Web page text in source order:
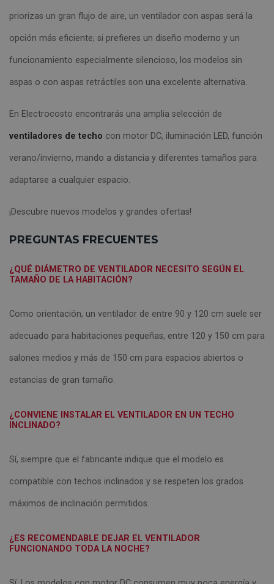
priorizas un gran flujo de aire, un ventilador con aspas será la
opción más eficiente; si prefieres un diseño moderno y un
funcionamiento especialmente silencioso, los modelos sin
aspas o con aspas retráctiles son una excelente alternativa.
En Electrocosto encontrarás una amplia selección de
ventiladores de techo con motor DC, iluminación LED, función
verano/invierno, mando a distancia y diferentes tamaños para
adaptarse a cualquier espacio.
¡Descubre nuevos modelos y grandes ofertas!
PREGUNTAS FRECUENTES
¿QUÉ DIÁMETRO DE VENTILADOR NECESITO SEGÚN EL
TAMAÑO DE LA HABITACIÓN?
Como orientación, un ventilador de entre 90 y 120 cm suele ser
adecuado para habitaciones pequeñas, entre 120 y 150 cm para
salones medios y más de 150 cm para espacios abiertos o
estancias de gran tamaño.
¿CONVIENE INSTALAR EL VENTILADOR EN UN TECHO
INCLINADO?
Sí, siempre que el fabricante indique que el modelo es
compatible con techos inclinados y se respeten los grados
máximos de inclinación permitidos.
¿ES RECOMENDABLE DEJAR EL VENTILADOR
FUNCIONANDO TODA LA NOCHE?